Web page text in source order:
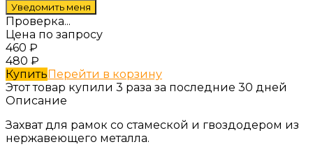
Проверка...
Цена по запросу
460 ₽
480 ₽
КупитьПерейти в корзину
Этот товар купили 3 раза за последние 30 дней
Описание
Захват для рамок со стамеской и гвоздодером из
нержавеющего металла.